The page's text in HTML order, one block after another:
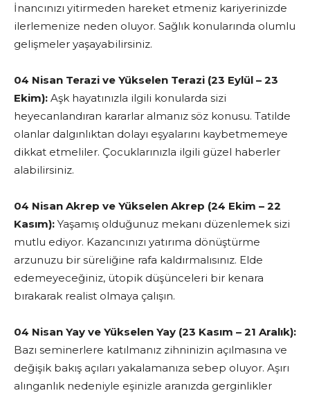
İnancınızı yitirmeden hareket etmeniz kariyerinizde
ilerlemenize neden oluyor. Sağlık konularında olumlu
gelişmeler yaşayabilirsiniz.
04 Nisan Terazi ve Yükselen Terazi (23 Eylül – 23
Ekim): Aşk hayatınızla ilgili konularda sizi
heyecanlandıran kararlar almanız söz konusu. Tatilde
olanlar dalgınlıktan dolayı eşyalarını kaybetmemeye
dikkat etmeliler. Çocuklarınızla ilgili güzel haberler
alabilirsiniz.
04 Nisan Akrep ve Yükselen Akrep (24 Ekim – 22
Kasım): Yaşamış olduğunuz mekanı düzenlemek sizi
mutlu ediyor. Kazancınızı yatırıma dönüştürme
arzunuzu bir süreliğine rafa kaldırmalısınız. Elde
edemeyeceğiniz, ütopik düşünceleri bir kenara
bırakarak realist olmaya çalışın.
04 Nisan Yay ve Yükselen Yay (23 Kasım – 21 Aralık):
Bazı seminerlere katılmanız zihninizin açılmasına ve
değişik bakış açıları yakalamanıza sebep oluyor. Aşırı
alınganlık nedeniyle eşinizle aranızda gerginlikler